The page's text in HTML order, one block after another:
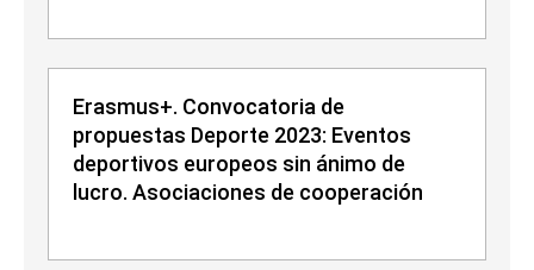
Erasmus+. Convocatoria de
propuestas Deporte 2023: Eventos
deportivos europeos sin ánimo de
lucro. Asociaciones de cooperación